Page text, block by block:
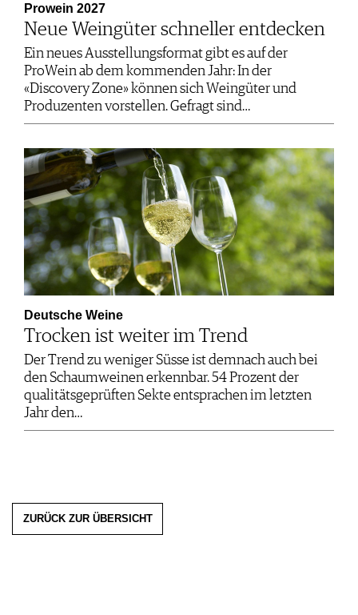
Prowein 2027
Neue Weingüter schneller entdecken
Ein neues Ausstellungsformat gibt es auf der
ProWein ab dem kommenden Jahr: In der
«Discovery Zone» können sich Weingüter und
Produzenten vorstellen. Gefragt sind…
Deutsche Weine
Trocken ist weiter im Trend
Der Trend zu weniger Süsse ist demnach auch bei
den Schaumweinen erkennbar. 54 Prozent der
qualitätsgeprüften Sekte entsprachen im letzten
Jahr den…
ZURÜCK ZUR ÜBERSICHT